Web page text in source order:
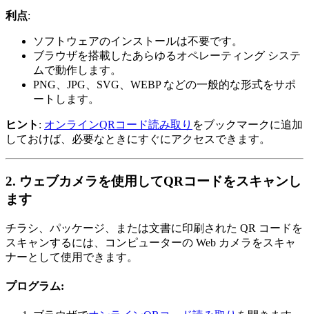
利点:
ソフトウェアのインストールは不要です。
ブラウザを搭載したあらゆるオペレーティング システ
ムで動作します。
PNG、JPG、SVG、WEBP などの一般的な形式をサポ
ートします。
ヒント : オンラインQRコード読み取り をブックマークに追加
しておけば、必要なときにすぐにアクセスできます。
2. ウェブカメラを使用してQRコードをスキャンし
ます
チラシ、パッケージ、または文書に印刷された QR コードを
スキャンするには、コンピューターの Web カメラをスキャ
ナーとして使用できます。
プログラム: